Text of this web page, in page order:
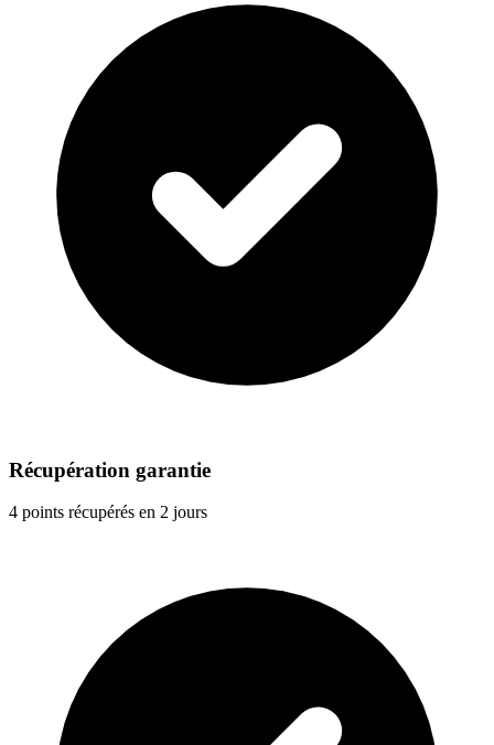
Récupération garantie
4 points récupérés en 2 jours